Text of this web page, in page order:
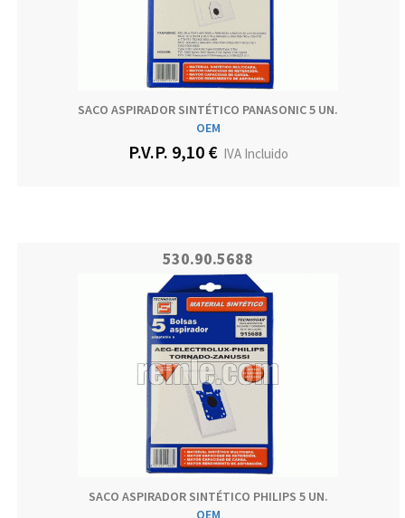
SACO ASPIRADOR SINTÉTICO PANASONIC 5 UN.
OEM
P.V.P. 9,10 €IVA Incluido
530.90.5688
SACO ASPIRADOR SINTÉTICO PHILIPS 5 UN.
OEM